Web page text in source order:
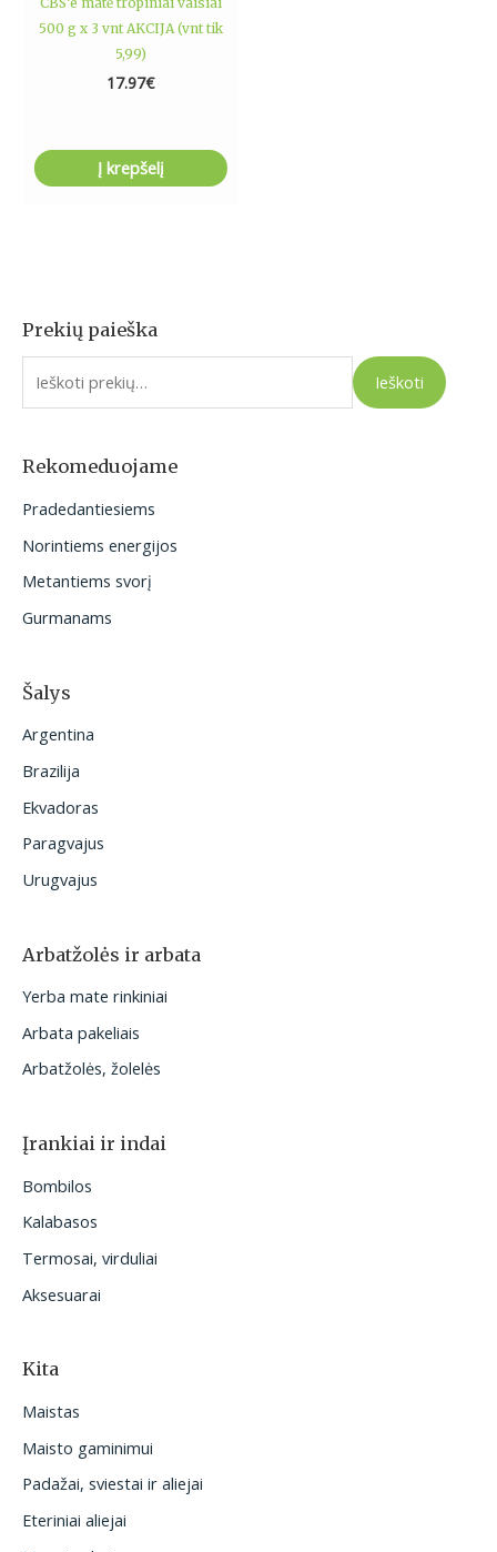
Prekių paieška
I
e
o
:
Ieškoti
Rekomeduojame
Pradedantiesiems
Norintiems energijos
Metantiems svorį
Gurmanams
Šalys
Argentina
Brazilija
Ekvadoras
Paragvajus
Urugvajus
Arbatžolės ir arbata
Yerba mate rinkiniai
Arbata pakeliais
Arbatžolės, žolelės
Įrankiai ir indai
Bombilos
Kalabasos
Termosai, virduliai
Aksesuarai
Kita
Maistas
Maisto gaminimui
Padažai, sviestai ir aliejai
Eteriniai aliejai
500 g x 3 vnt AKCIJA (vnt tik
5,99)
17.97€
Į krepšelį